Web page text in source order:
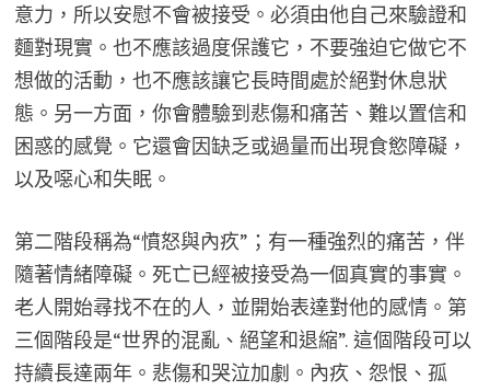
意力，所以安慰不會被接受。必須由他自己來驗證和
麵對現實。也不應該過度保護它，不要強迫它做它不
想做的活動，也不應該讓它長時間處於絕對休息狀
態。另一方面，你會體驗到悲傷和痛苦、難以置信和
困惑的感覺。它還會因缺乏或過量而出現食慾障礙，
以及噁心和失眠。
第二階段稱為“憤怒與內疚”；有一種強烈的痛苦，伴
隨著情緒障礙。死亡已經被接受為一個真實的事實。
老人開始尋找不在的人，並開始表達對他的感情。第
三個階段是“世界的混亂、絕望和退縮”. 這個階段可以
持續長達兩年。悲傷和哭泣加劇。內疚、怨恨、孤